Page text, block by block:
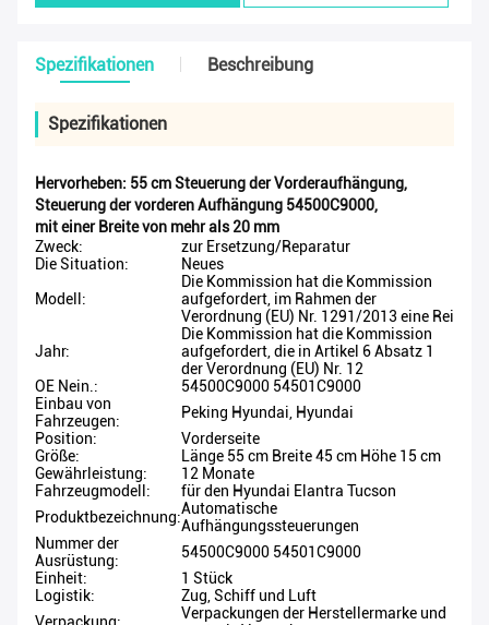
Spezifikationen Beschreibung
Spezifikationen
Hervorheben: 55 cm Steuerung der Vorderaufhängung,
Steuerung der vorderen Aufhängung 54500C9000,
mit einer Breite von mehr als 20 mm
Zweck:
zur Ersetzung/Reparatur
Die Situation:
Neues
Modell:
Die Kommission hat die Kommission
aufgefordert, im Rahmen der
Verordnung (EU) Nr. 1291/2013 eine Rei
Jahr:
Die Kommission hat die Kommission
aufgefordert, die in Artikel 6 Absatz 1
der Verordnung (EU) Nr. 12
OE Nein.:
54500C9000 54501C9000
Einbau von
Fahrzeugen:
Peking Hyundai, Hyundai
Position:
Vorderseite
Größe:
Länge 55 cm Breite 45 cm Höhe 15 cm
Gewährleistung:
12 Monate
Fahrzeugmodell:
für den Hyundai Elantra Tucson
Produktbezeichnung:Automatische
Aufhängungssteuerungen
Nummer der
Ausrüstung:
54500C9000 54501C9000
Einheit:
1 Stück
Logistik:
Zug, Schiff und Luft
Verpackungen der Herstellermarke und